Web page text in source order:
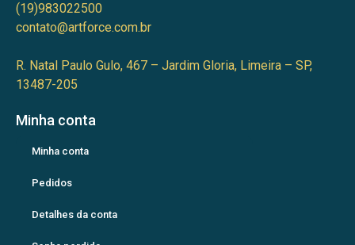
(19)983022500
contato@artforce.com.br
R. Natal Paulo Gulo, 467 – Jardim Gloria, Limeira – SP,
13487-205
Minha conta
Minha conta
Pedidos
Detalhes da conta